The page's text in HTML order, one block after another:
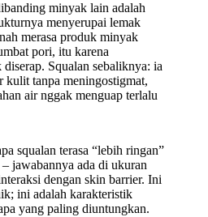
minyak lain adalah
menyerupai lemak
merasa produk minyak
pori, itu karena
Squalan sebaliknya: ia
kulit tanpa meningostigmat,
air nggak menguap terlalu
squalan terasa “lebih ringan”
jawabannya ada di ukuran
dengan skin barrier. Ini
ini adalah karakteristik
yang paling diuntungkan.